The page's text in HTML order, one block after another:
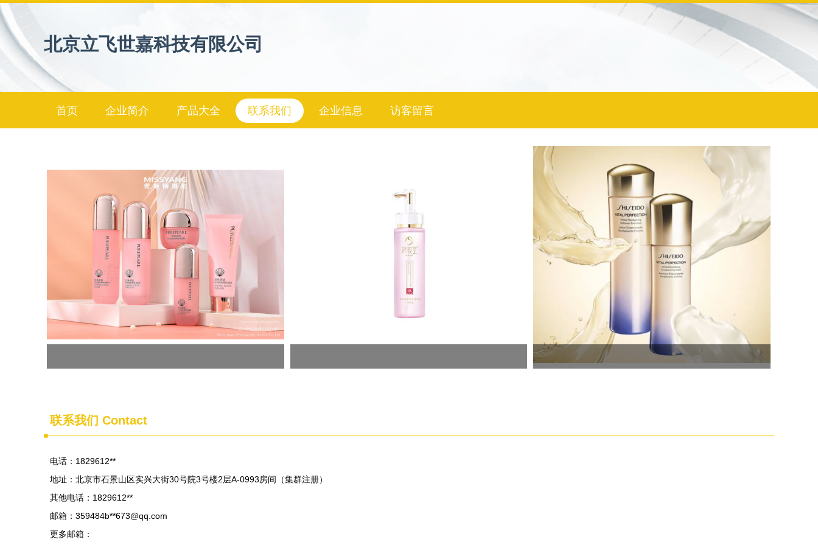
北京立飞世嘉科技有限公司
首页 企业简介 产品大全 联系我们 企业信息 访客留言
联系我们 Contact
电话：1829612**
地址：北京市石景山区实兴大街30号院3号楼2层A-0993房间（集群注册）
其他电话：1829612**
邮箱：359484b**673@qq.com
更多邮箱：